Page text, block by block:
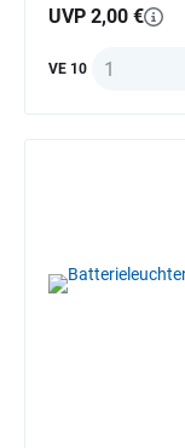
UVP 2,00 €
VE 10 Anzahl